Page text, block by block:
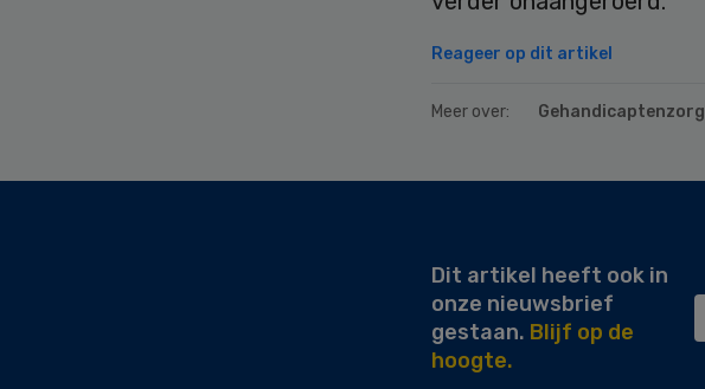
Reageer op dit artikel
Meer over: Gehandicaptenzorg
Secondary
Dit artikel heeft ook in
onze nieuwsbrief
gestaan. Blijf op de
hoogte.